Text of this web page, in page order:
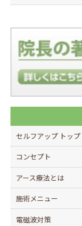
セルフアップ トップ
コンセプト
アース療法とは
施術メニュー
電磁波対策